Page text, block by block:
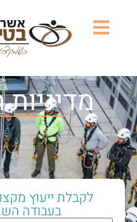
לקבלת ייעוץ
בעבודה